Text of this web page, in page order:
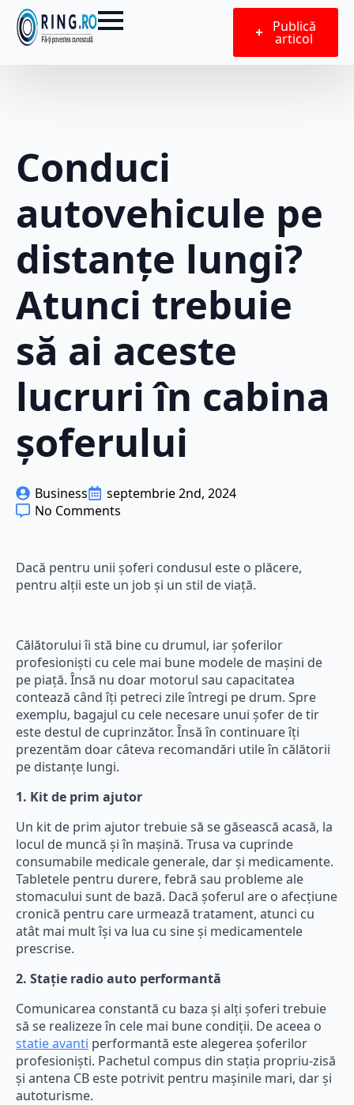
Publică
articol
Conduci
autovehicule pe
distanțe lungi?
Atunci trebuie
să ai aceste
lucruri în cabina
șoferului
Business
septembrie 2nd, 2024
No Comments
Dacă pentru unii șoferi condusul este o plăcere,
pentru alții este un job și un stil de viață.
Călătorului îi stă bine cu drumul, iar șoferilor
profesioniști cu cele mai bune modele de mașini de
pe piață. Însă nu doar motorul sau capacitatea
contează când îți petreci zile întregi pe drum. Spre
exemplu, bagajul cu cele necesare unui șofer de tir
este destul de cuprinzător. Însă în continuare îți
prezentăm doar câteva recomandări utile în călătorii
pe distanțe lungi.
1. Kit de prim ajutor
Un kit de prim ajutor trebuie să se găsească acasă, la
locul de muncă și în mașină. Trusa va cuprinde
consumabile medicale generale, dar și medicamente.
Tabletele pentru durere, febră sau probleme ale
stomacului sunt de bază. Dacă șoferul are o afecțiune
cronică pentru care urmează tratament, atunci cu
atât mai mult își va lua cu sine și medicamentele
prescrise.
2. Stație radio auto performantă
Comunicarea constantă cu baza și alți șoferi trebuie
să se realizeze în cele mai bune condiții. De aceea o
statie avanti performantă este alegerea șoferilor
profesioniști. Pachetul compus din stația propriu-zisă
și antena CB este potrivit pentru mașinile mari, dar și
autoturisme.